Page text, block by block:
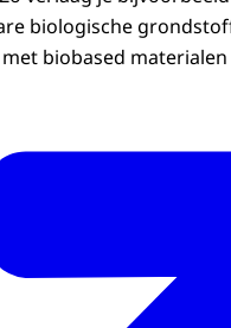
biologische
biobased